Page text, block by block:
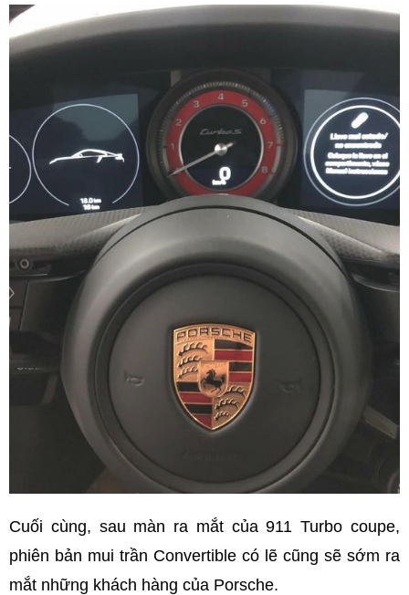
Cuối cùng, sau màn ra mắt của 911 Turbo coupe,
phiên bản mui trần Convertible có lẽ cũng sẽ sớm ra
mắt những khách hàng của Porsche.